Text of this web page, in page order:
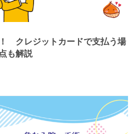
クレジットカードで支払う場
も解説